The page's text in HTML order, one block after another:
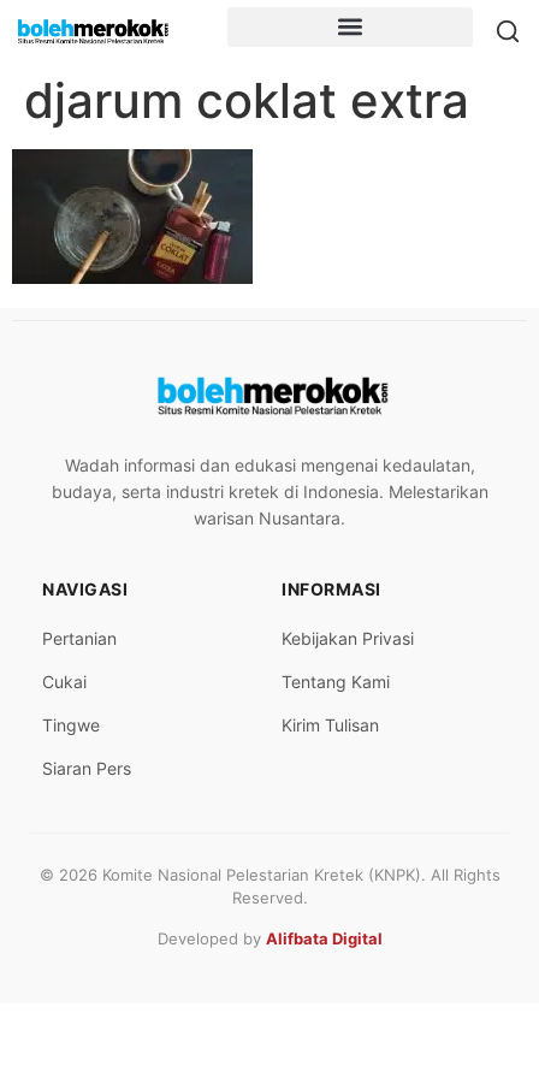
djarum coklat extra
Wadah informasi dan edukasi mengenai kedaulatan,
budaya, serta industri kretek di Indonesia. Melestarikan
warisan Nusantara.
NAVIGASI
Pertanian
Cukai
Tingwe
Siaran Pers
INFORMASI
Kebijakan Privasi
Tentang Kami
Kirim Tulisan
© 2026 Komite Nasional Pelestarian Kretek (KNPK). All Rights
Reserved.
Developed by Alifbata Digital